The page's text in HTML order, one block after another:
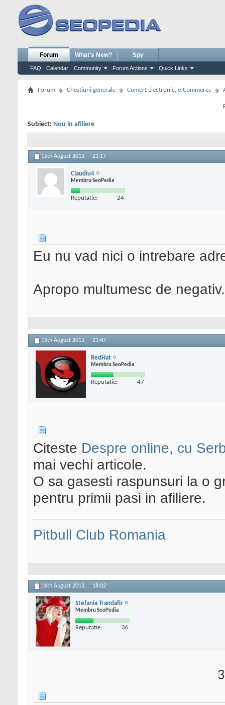
Forum
FAQ Calendar Community Forum Actions Quick Links
What's New? Spy
Forum Chestiuni generale Comert electronic, e-Commerce
Subiect: Nou in afiliere
15th August 2013, 21:17
Claudiu4
Membru SeoPedia
Reputatie: 24
Eu nu vad nici o intrebare
Apropo multumesc de negativ.
15th August 2013, 21:47
RedHat
Membru SeoPedia
Reputatie: 47
Citeste Despre online, cu
mai vechi articole.
O sa gasesti raspunsuri la o
pentru primii pasi in afiliere.
Pitbull Club Romania
16th August 2013, 18:02
Stefania Trandafir
Membru SeoPedia
Reputatie: 36